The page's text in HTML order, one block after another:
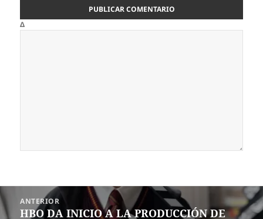
Δ
Navegación
de
ANTERIOR
Entrada
HBO DA INICIO A LA PRODUCCIÓN DE